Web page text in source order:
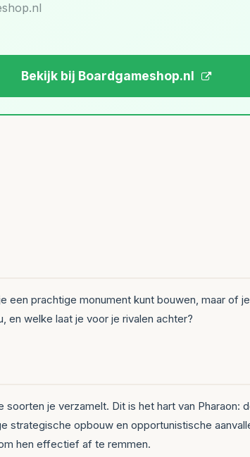
Bekijk bij Boardgameshop.nl
prachtige monument kunt bouwen, maar of
en welke laat je voor je rivalen achter?
je verzamelt. Dit is het hart van Pharaon:
strategische opbouw en opportunistische
hen effectief af te remmen.